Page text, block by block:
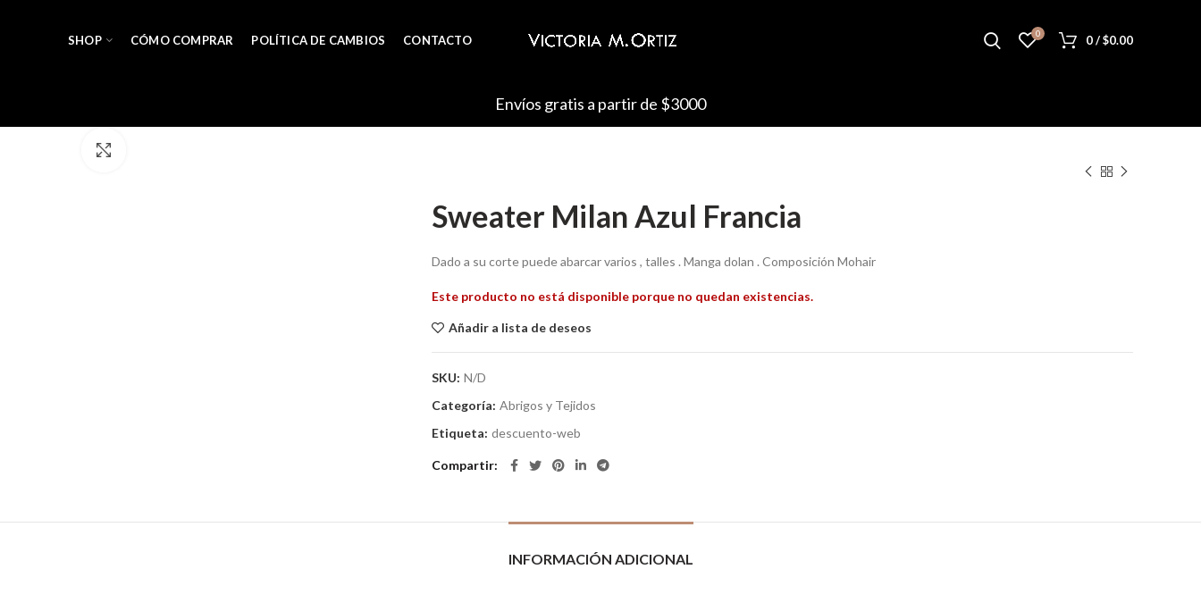
SHOP CÓMO COMPRAR POLÍTICA DE CAMBIOS CONTACTO 0 0/$0.00
Envíos gratis a partir de $3000
Sweater Milan Azul Francia
Dado a su corte puede abarcar varios , talles . Manga dolan . Composición Mohair
Este producto no está disponible porque no quedan existencias.
Añadir a lista de deseos
SKU: N/D
Categoría: Abrigos y Tejidos
Etiqueta: descuento-web
Compartir
INFORMACIÓN ADICIONAL